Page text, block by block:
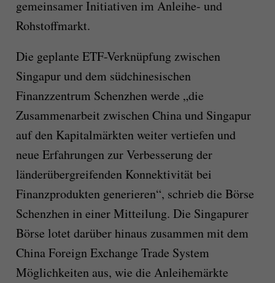
gemeinsamer Initiativen im Anleihe- und
Rohstoffmarkt.
Die geplante ETF-Verknüpfung zwischen
Singapur und dem südchinesischen
Finanzzentrum Schenzhen werde „die
Zusammenarbeit zwischen China und Singapur
auf den Kapitalmärkten weiter vertiefen und
neue Erfahrungen zur Verbesserung der
länderübergreifenden Konnektivität bei
Finanzprodukten generieren“, schrieb die Börse
Schenzhen in einer Mitteilung. Die Singapurer
Börse lotet darüber hinaus zusammen mit dem
China Foreign Exchange Trade System
Möglichkeiten aus, wie die Anleihemärkte